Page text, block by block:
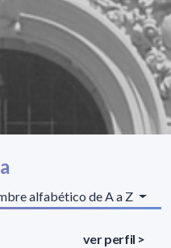
alfabético de A a Z
ver perfil >